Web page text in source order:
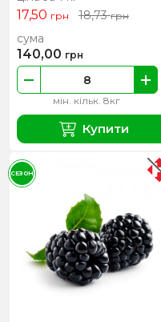
17,50 грн 18,73грн
мін. кільк. 8кг
сума
140,00 грн
Купити
СЕЗОН